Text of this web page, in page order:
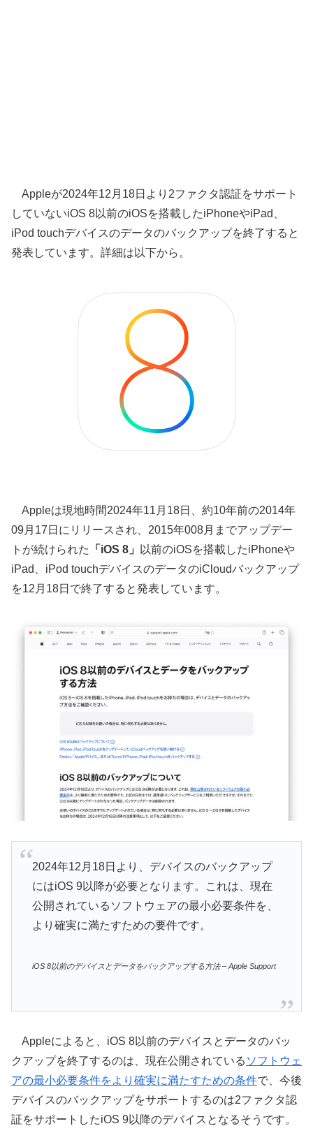
Appleが2024年12月18日より2ファクタ認証をサポート
していないiOS 8以前のiOSを搭載したiPhoneやiPad、
iPod touchデバイスのデータのバックアップを終了すると
発表しています。詳細は以下から。
Appleは現地時間2024年11月18日、約10年前の2014年
09月17日にリリースされ、2015年008月までアップデー
トが続けられた
「iOS 8」
以前のiOSを搭載したiPhoneや
iPad、iPod touchデバイスのデータのiCloudバックアップ
を12月18日で終了すると発表しています。
2024年12月18日より、デバイスのバックアップ
にはiOS 9以降が必要となります。これは、現在
公開されているソフトウェアの最小必要条件を、
より確実に満たすための要件です。
iOS 8以前のデバイスとデータをバックアップする方法 – Apple Support
Appleによると、iOS 8以前のデバイスとデータのバッ
クアップを終了するのは、現在公開されている ソフトウェ
アの最小必要条件をより確実に満たすための条件で、今後
デバイスのバックアップをサポートするのは2ファクタ認
証をサポートしたiOS 9以降のデバイスとなるそうです。